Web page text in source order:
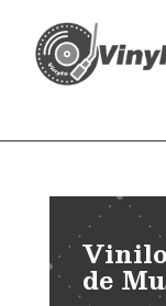
de